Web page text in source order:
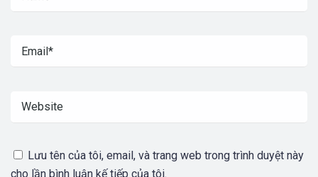
Lưu tên của tôi, email, và trang web trong trình duyệt này
cho lần bình luận kế tiếp của tôi.